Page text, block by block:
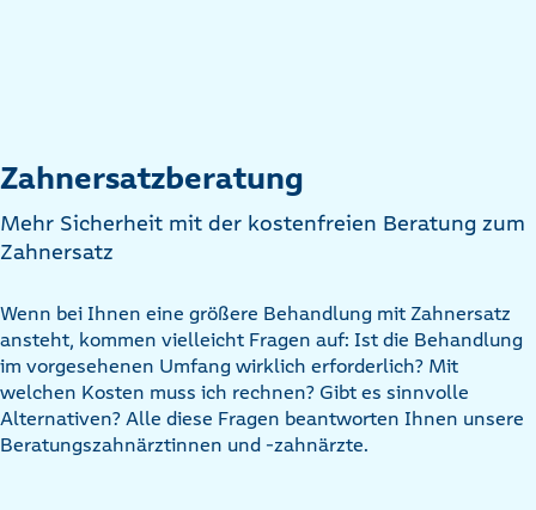
Zahnersatzberatung
Mehr Sicherheit mit der kostenfreien Beratung zum
Zahnersatz
Wenn bei Ihnen eine größere Behandlung mit Zahnersatz
ansteht, kommen vielleicht Fragen auf: Ist die Behandlung
im vorgesehenen Umfang wirklich erforderlich? Mit
welchen Kosten muss ich rechnen? Gibt es sinnvolle
Alternativen? Alle diese Fragen beantworten Ihnen unsere
Beratungszahnärztinnen und -zahnärzte.